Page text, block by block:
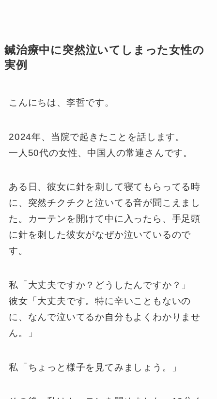
鍼治療中に突然泣いてしまった女性の
実例
こんにちは、李哲です。
2024年、当院で起きたことを話します。
一人50代の女性、中国人の常連さんです。
ある日、彼女に針を刺して寝てもらってる時
に、突然チクチクと泣いてる音が聞こえまし
た。カーテンを開けて中に入ったら、手足頭
に針を刺した彼女がなぜか泣いているので
す。
私「大丈夫ですか？どうしたんですか？」
彼女「大丈夫です。特に辛いこともないの
に、なんで泣いてるか自分もよくわかりませ
ん。」
私「ちょっと様子を見てみましょう。」